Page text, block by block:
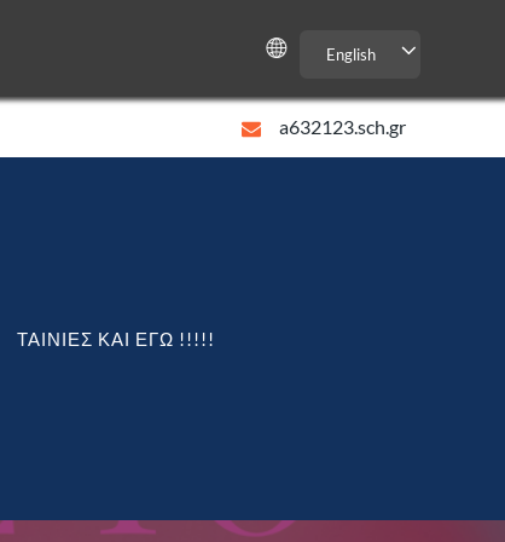
English
a632123.sch.gr
ΤΑΙΝΙΕΣ ΚΑΙ ΕΓΩ !!!!!